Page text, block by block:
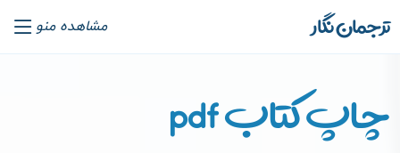
ترجمان نگار مشاهده منو
چاپ کتاب pdf